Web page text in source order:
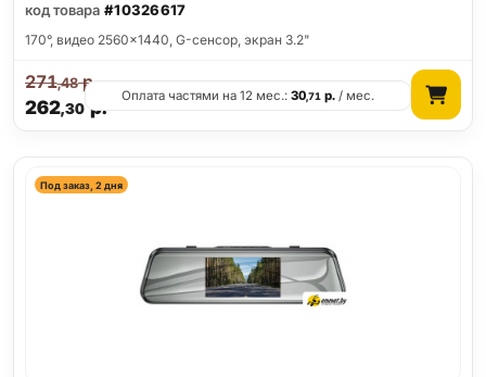
код товара #10326617
170°, видео 2560x1440, G-сенсор, экран 3.2"
262,30р.
271,48р.
Оплата частями на 12 мес.:30,71 р. / мес.
Под заказ, 2 дня